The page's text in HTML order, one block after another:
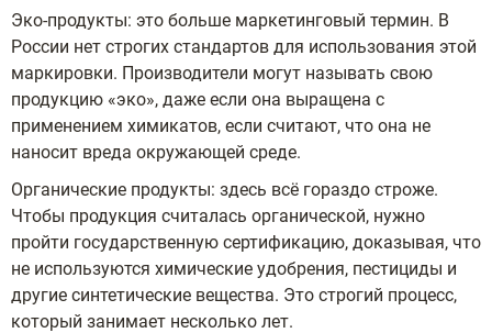
Эко-продукты: это больше маркетинговый термин. В
России нет строгих стандартов для использования этой
маркировки. Производители могут называть свою
продукцию «эко», даже если она выращена с
применением химикатов, если считают, что она не
наносит вреда окружающей среде.
Органические продукты: здесь всё гораздо строже.
Чтобы продукция считалась органической, нужно
пройти государственную сертификацию, доказывая, что
не используются химические удобрения, пестициды и
другие синтетические вещества. Это строгий процесс,
который занимает несколько лет.